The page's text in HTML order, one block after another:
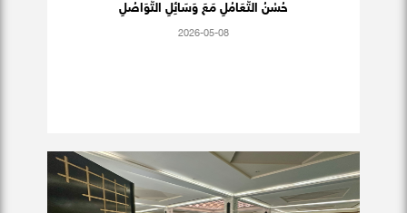
حُسْنُ التَّعَامُلِ مَعَ وَسَائِلِ التَّوَاصُلِ
2026-05-08